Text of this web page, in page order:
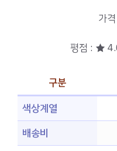
가
평점 : ★
구분
색상계열
배송비